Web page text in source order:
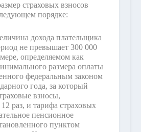
страховых взносов
порядке:
дохода плательщика
не превышает 300 000
определяемом как
размера оплаты
федеральным законом
года, за который
взносы,
раз, и тарифа страховых
пенсионное
пунктом